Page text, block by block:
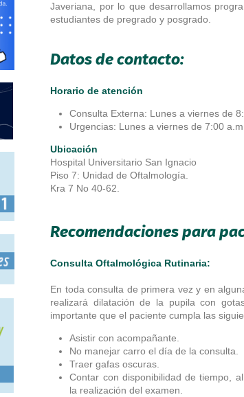
Javeriana, por lo que desarrollamos
estudiantes de pregrado y posgrado.
Datos de contacto:
Horario de atención
Consulta Externa: Lunes a viernes de
Urgencias: Lunes a viernes de 7:00
Ubicación
Hospital Universitario San Ignacio
Piso 7: Unidad de Oftalmología.
Kra 7 No 40-62.
Recomendaciones para
Consulta Oftalmológica Rutinaria:
En toda consulta de primera vez y en
realizará dilatación de la pupila con
importante que el paciente cumpla las
Asistir con acompañante.
No manejar carro el día de la consulta.
Traer gafas oscuras.
Contar con disponibilidad de tiempo,
la realización del examen.